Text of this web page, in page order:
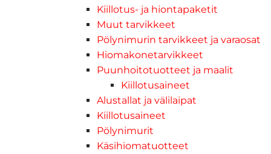
Kiillotus- ja hiontapaketit
Muut tarvikkeet
Pölynimurin tarvikkeet ja varaosat
Hiomakonetarvikkeet
Puunhoitotuotteet ja maalit
Kiillotusaineet
Alustallat ja välilaipat
Kiillotusaineet
Pölynimurit
Käsihiomatuotteet